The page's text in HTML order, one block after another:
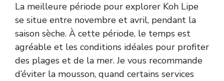
La meilleure période pour explorer Koh Lipe
se situe entre novembre et avril, pendant la
saison sèche. À cette période, le temps est
agréable et les conditions idéales pour profiter
des plages et de la mer. Je vous recommande
d’éviter la mousson, quand certains services